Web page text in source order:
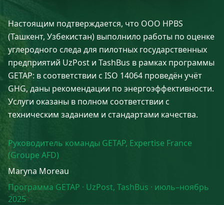
Настоящим подтверждается, что ООО HPBS
(Ташкент, Узбекистан) выполнило работы по оценке
углеродного следа для пилотных государственных
предприятий UzPost и TashBus в рамках программы
GETAP: в соответствии с ISO 14064 проведён учёт
GHG, даны рекомендации по энергоэффективности.
Услуги оказаны в полном соответствии с
техническим заданием и стандартами качества.
Руководитель команды GETAP, Expertise France
(Groupe AFD)
Maryna Moreau
Программа GETAP · UzPost, TashBus · июль–ноябрь
2025